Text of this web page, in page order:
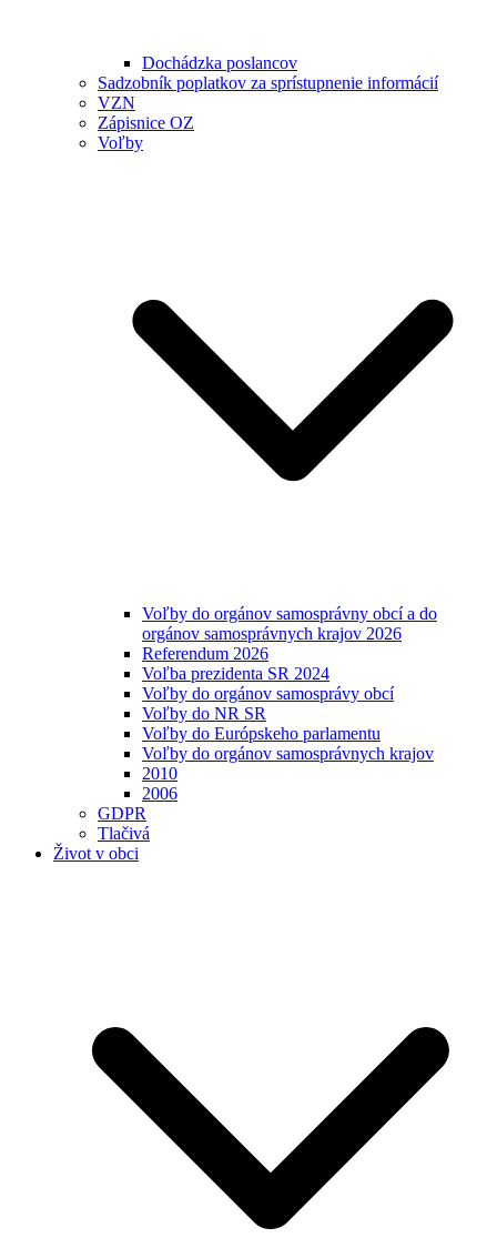
Dochádzka poslancov
Sadzobník poplatkov za sprístupnenie informácií
VZN
Zápisnice OZ
Voľby
Voľby do orgánov samosprávny obcí a do
orgánov samosprávnych krajov 2026
Referendum 2026
Voľba prezidenta SR 2024
Voľby do orgánov samosprávy obcí
Voľby do NR SR
Voľby do Európskeho parlamentu
Voľby do orgánov samosprávnych krajov
2010
2006
GDPR
Tlačivá
Život v obci